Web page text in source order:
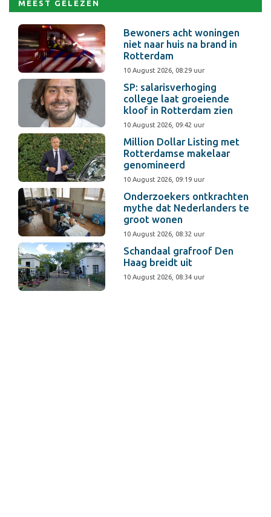
MEEST GELEZEN
Bewoners acht woningen
niet naar huis na brand in
Rotterdam
10 August 2026, 08:29 uur
SP: salarisverhoging
college laat groeiende
kloof in Rotterdam zien
10 August 2026, 09:42 uur
Million Dollar Listing met
Rotterdamse makelaar
genomineerd
10 August 2026, 09:19 uur
Onderzoekers ontkrachten
mythe dat Nederlanders te
groot wonen
10 August 2026, 08:32 uur
Schandaal grafroof Den
Haag breidt uit
10 August 2026, 08:34 uur